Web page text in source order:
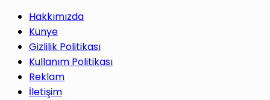
Hakkımızda
Künye
Gizlilik Politikası
Kullanım Politikası
Reklam
İletişim